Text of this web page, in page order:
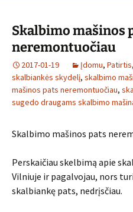
Skalbimo mašinos
neremontuočiau
2017-01-19 Įdomu, Patirtis,
skalbiankės skydelį, skalbimo
mašinos pats neremontuočiau,
sugedo draugams skalbimo
Skalbimo mašinos pats
Perskaičiau skelbimą apie
Vilniuje ir pagalvojau, nors
skalbiankę pats, nedrįsčiau.